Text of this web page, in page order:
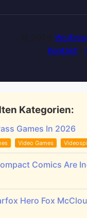
Kontakt
Kategorien:
Games In 2026
Video Games
Comics Are
Hero Fox